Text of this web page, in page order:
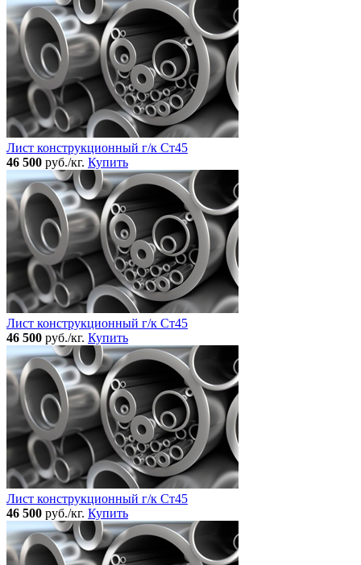
Лист конструкционный г/к Ст45
46 500 руб./кг. Купить
Лист конструкционный г/к Ст45
46 500 руб./кг. Купить
Лист конструкционный г/к Ст45
46 500 руб./кг. Купить